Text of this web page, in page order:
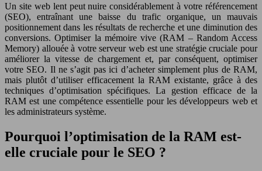
Un site web lent peut nuire considérablement à votre référencement
(SEO), entraînant une baisse du trafic organique, un mauvais
positionnement dans les résultats de recherche et une diminution des
conversions. Optimiser la mémoire vive (RAM – Random Access
Memory) allouée à votre serveur web est une stratégie cruciale pour
améliorer la vitesse de chargement et, par conséquent, optimiser
votre SEO. Il ne s’agit pas ici d’acheter simplement plus de RAM,
mais plutôt d’utiliser efficacement la RAM existante, grâce à des
techniques d’optimisation spécifiques. La gestion efficace de la
RAM est une compétence essentielle pour les développeurs web et
les administrateurs système.
Pourquoi l’optimisation de la RAM est-
elle cruciale pour le SEO ?